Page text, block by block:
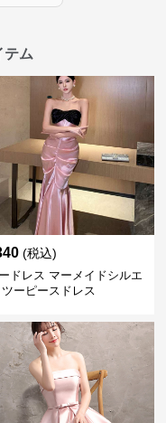
テム
(税込)
ドレス マーメイドシルエ
ツーピースドレス